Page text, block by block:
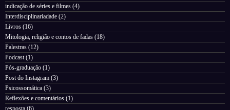
indicação de séries e filmes (4)
Interdisciplinariadade (2)
Livros (16)
Mitologia, religião e contos de fadas (18)
Palestras (12)
Podcast (1)
Pós-graduação (1)
Post do Instagram (3)
Psicossomática (3)
Reflexões e comentários (1)
resposta (6)